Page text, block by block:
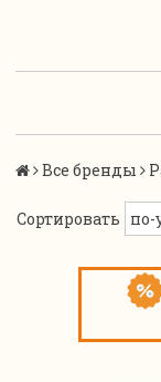
Все бренды
Сортировать